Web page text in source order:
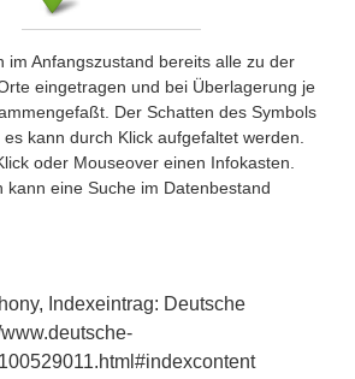
im Anfangszustand bereits alle zu der
eingetragen und bei Überlagerung je
Der Schatten des Symbols
kann durch Klick aufgefaltet werden.
oder Mouseover einen Infokasten.
kann eine Suche im Datenbestand
Indexeintrag: Deutsche